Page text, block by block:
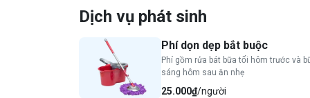
1 bộ bàn ghế nhỏ xinh uống cafe
Có sân gỗ ăn uống ngoài trời có mái
Không gian sân vườn rộng full màu xanh và
Nhà Bali
Dịch vụ phát sinh
Phí dọn dẹp bắt buộc
Phí gồm rửa bát bữa tối hôm trước và
sáng hôm sau ăn nhẹ
25.000₫/người